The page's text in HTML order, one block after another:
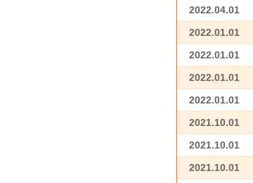
2022.04.01
2022.01.01
2022.01.01
2022.01.01
2022.01.01
2021.10.01
2021.10.01
2021.10.01